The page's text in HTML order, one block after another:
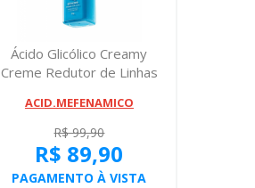
Ácido Glicólico Creamy
Creme Redutor de Linhas
ACID.MEFENAMICO
R$ 99,90
R$ 89,90
PAGAMENTO À VISTA